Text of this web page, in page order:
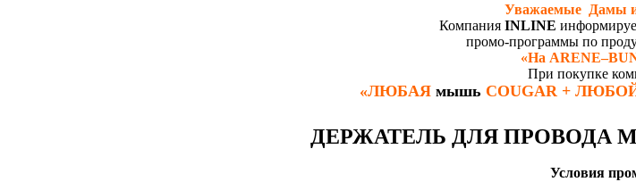
Уважаемые Дамы и
Компания INLINE
промо-программы по
«На ARENE–
При покупке
«ЛЮБАЯ мышь COUGAR +
ДЕРЖАТЕЛЬ ДЛЯ ПРОВОДА
Условия